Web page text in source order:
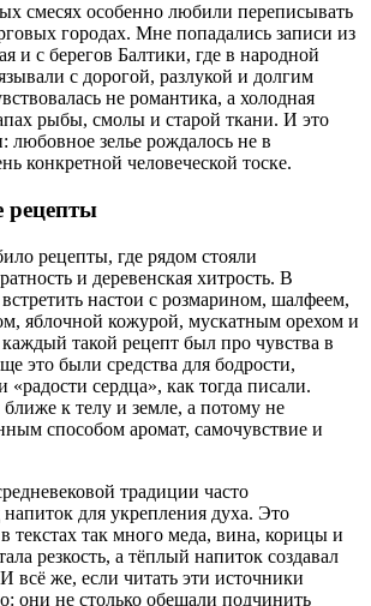
смесях особенно любили переписывать
городах. Мне попадались записи из
и с берегов Балтики, где в народной
с дорогой, разлукой и долгим
не романтика, а холодная
рыбы, смолы и старой ткани. И это
любовное зелье рождалось не в
конкретной человеческой тоске.
рецепты
рецепты, где рядом стояли
и деревенская хитрость. В
настои с розмарином, шалфеем,
яблочной кожурой, мускатным орехом и
такой рецепт был про чувства в
это были средства для бодрости,
«радости сердца», как тогда писали.
к телу и земле, а потому не
способом аромат, самочувствие и
традиции часто
для укрепления духа. Это
текстах так много меда, вина, корицы и
резкость, а тёплый напиток создавал
всё же, если читать эти источники
они не столько обещали подчинить